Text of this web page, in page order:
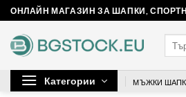
Skip
to
content
ОНЛАЙН МАГАЗИН ЗА ШАПКИ,
Категории МЪЖКИ